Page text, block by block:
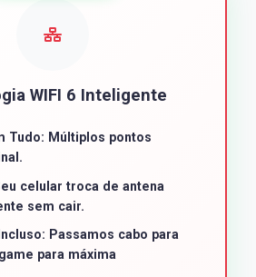
WIFI 6 Inteligente
Tudo: Múltiplos pontos
celular troca de antena
sem cair.
Passamos cabo para
para máxima